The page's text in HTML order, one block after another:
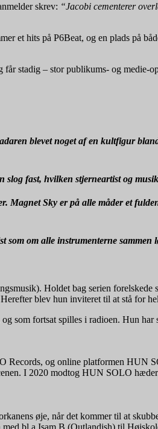
skrev: “Jacobi cementerer
et hits på P6Beat, og en plads på
stadig – stor publikums- og medie-
blevet noget af en kultfigur
slog fast, hvilken stjerneartist og
Magnet Sky er på alle måder et
om alle instrumenterne sammen
Holdet bag serien
blev hun inviteret til at stå for
som fortsat spilles i radioen. Hun
og online platformen HUN
I 2020 modtog HUN SOLO
øje, når det kommer til at
bl.a Isam B (Outlandish) til